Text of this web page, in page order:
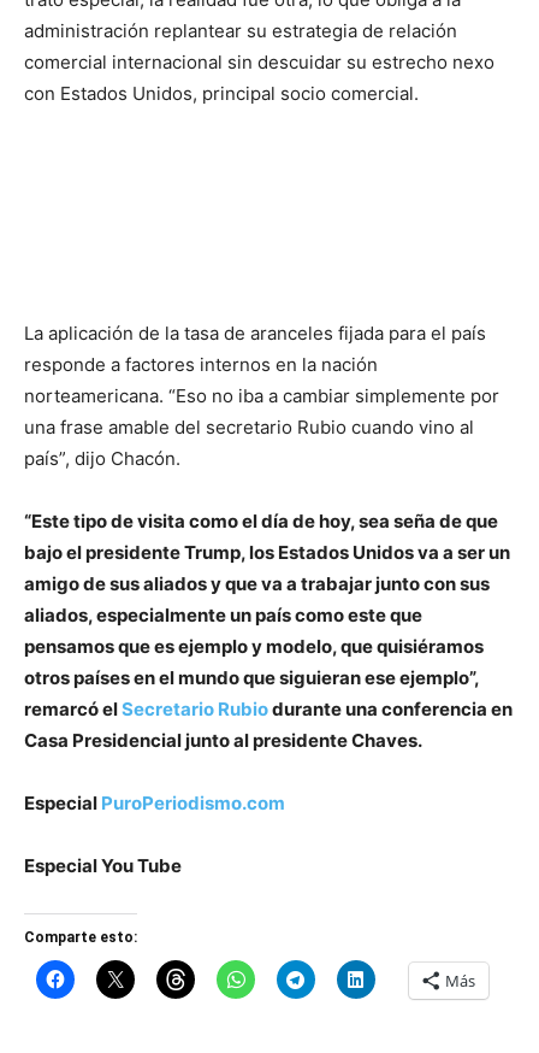
administración replantear su estrategia de relación
comercial internacional sin descuidar su estrecho nexo
con Estados Unidos, principal socio comercial.
La aplicación de la tasa de aranceles fijada para el país
responde a factores internos en la nación
norteamericana. “Eso no iba a cambiar simplemente por
una frase amable del secretario Rubio cuando vino al
país”, dijo Chacón.
“Este tipo de visita como el día de hoy, sea seña de que
bajo el presidente Trump, los Estados Unidos va a ser un
amigo de sus aliados y que va a trabajar junto con sus
aliados, especialmente un país como este que
pensamos que es ejemplo y modelo, que quisiéramos
otros países en el mundo que siguieran ese ejemplo”,
remarcó elSecretario Rubiodurante una conferencia en
Casa Presidencial junto al presidente Chaves.
Especial PuroPeriodismo.com
Especial You Tube
Comparte esto:
Más